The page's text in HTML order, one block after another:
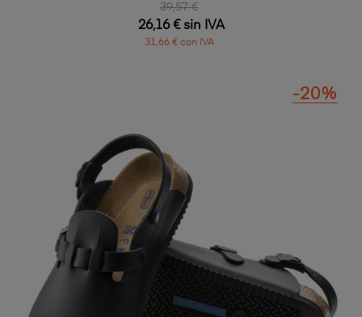
39,57 €
26,16 € sin IVA
31,66 € con IVA
-20%